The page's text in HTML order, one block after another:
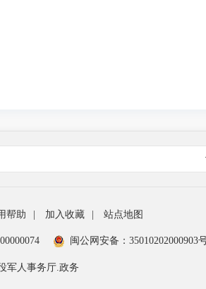
帮助 加入收藏 站点地图
闽公网安备：35010202000903
军人事务厅.政务